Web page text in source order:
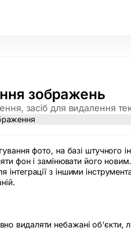
зображень
засіб для видалення
фото, на базі штучного
фон і замінювати його
інтеграції з іншими
видаляти небажані об’єкти,